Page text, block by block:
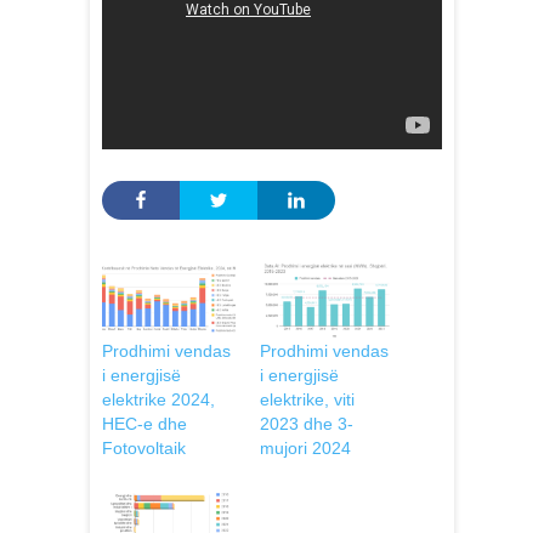
Prodhimi vendas
i energjisë
elektrike 2024,
HEC-e dhe
Fotovoltaik
Prodhimi vendas
i energjisë
elektrike, viti
2023 dhe 3-
mujori 2024